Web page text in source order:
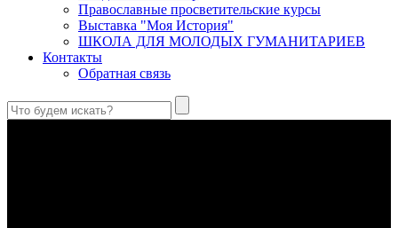
Православные просветительские курсы
Выставка "Моя История"
ШКОЛА ДЛЯ МОЛОДЫХ ГУМАНИТАРИЕВ
Контакты
Обратная связь